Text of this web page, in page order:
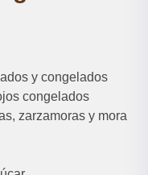
y congelados
congelados
zarzamoras y mora